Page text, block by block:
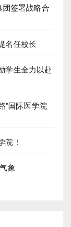
团签署战略合
名任校长
学生全力以赴
”国际医学院
院！
象